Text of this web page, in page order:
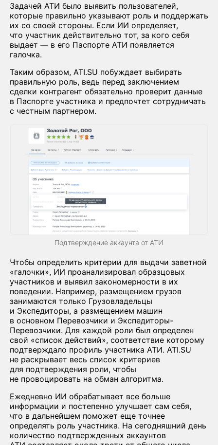
Задачей АТИ было выявить пользователей,
которые правильно указывают роль и поддержать
их со своей стороны. Если ИИ определяет,
что участник действительно тот, за кого себя
выдает — в его Паспорте АТИ появляется
галочка.
Таким образом, ATI.SU побуждает выбирать
правильную роль, ведь перед заключением
сделки контрагент обязательно проверит данные
в Паспорте участника и предпочтет сотрудничать
с честным партнером.
Подтверждение аккаунта от АТИ
Чтобы определить критерии для выдачи заветной
«галочки», ИИ проанализировал образцовых
участников и выявил закономерности в их
поведении. Например, размещением грузов
занимаются только Грузовладельцы
и Экспедиторы, а размещением машин
в основном Перевозчики и Экспедиторы-
Перевозчики. Для каждой роли был определен
свой «список действий», соответствие которому
подтверждало профиль участника АТИ. ATI.SU
не раскрывает весь список критериев
для подтверждения роли, чтобы
не провоцировать на обман алгоритма.
Ежедневно ИИ обрабатывает все больше
информации и постепенно улучшает сам себя,
что в дальнейшем поможет еще точнее
определять роль участника. На сегодняшний день
количество подтвержденных аккаунтов